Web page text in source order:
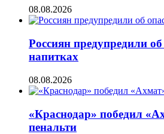
08.08.2026
Россиян предупредили
напитках
08.08.2026
«Краснодар» победил
пенальти